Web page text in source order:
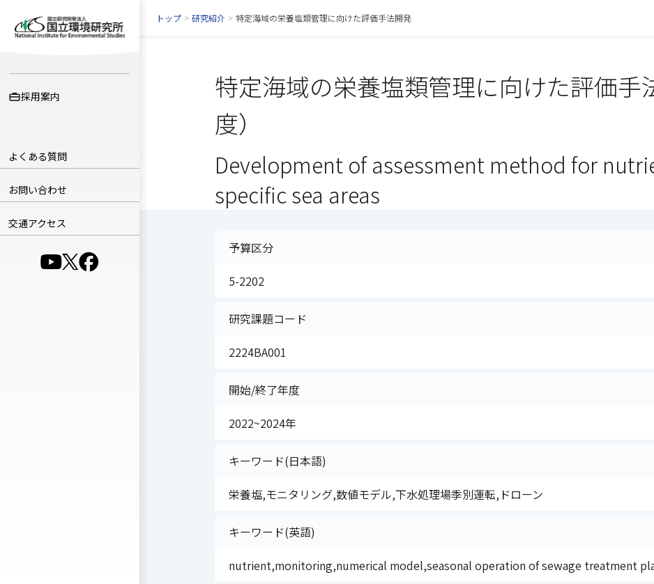
採用案内
よくある質問
お問い合わせ
交通アクセス
（別ウインドウで開きます）
（別ウインドウで開きます）
（別ウインドウで開きます）
トップ > 研究紹介 > 特定海域の栄養塩類管理に向けた評価手法開発
特定海域の栄養塩類管理に向けた評価手
度）
Development of assessment method for
specific sea areas
予算区分
5-2202
研究課題コード
2224BA001
開始/終了年度
2022~2024年
キーワード(日本語)
栄養塩,モニタリング,数値モデル,下水処理場季別運転,ドローン
キーワード(英語)
nutrient,monitoring,numerical model,seasonal operation of sewage treatment